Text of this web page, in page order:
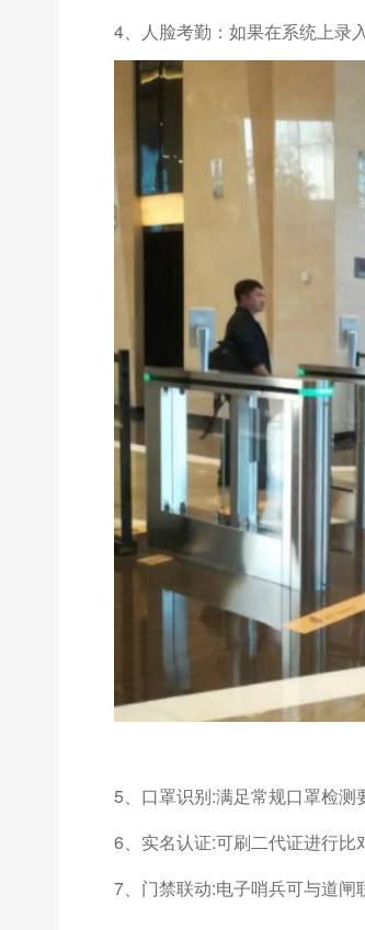
4、人脸考勤：如果在系统上录
5、口罩识别:满足常规口罩检
6、实名认证:可刷二代证进行
7、门禁联动:电子哨兵可与道闸